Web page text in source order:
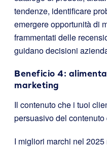
tendenze, identificare
emergere opportunità di
frammentati delle
guidano decisioni
Beneficio 4:
marketing
Il contenuto che i tuoi
persuasivo del contenuto
I migliori marchi nel